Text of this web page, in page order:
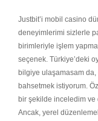
Justbit’i mobil casino
deneyimlerimi sizlerle
birimleriyle işlem
seçenek. Türkiye’deki
bilgiye ulaşamasam
bahsetmek istiyorum.
bir şekilde inceledim
Ancak, yerel